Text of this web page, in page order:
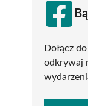
Dołącz
odkrywaj